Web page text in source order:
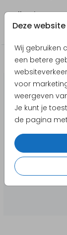
Deze
Wij gebruiken
een betere
voor
weergeven
Je kunt je
de pagina met
Collectie
Save the Date
Nog meer in